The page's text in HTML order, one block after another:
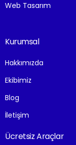
Web Tasarım
Kurumsal
Hakkımızda
Ekibimiz
Blog
İletişim
Ücretsiz Araçlar